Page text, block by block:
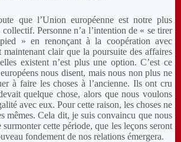
que l’Union européenne est notre plus
Personne n’a l’intention de « se tirer
» en renonçant à la coopération avec
maintenant clair que la poursuite des affaires
existent n’est plus une option. C’est ce
nous disent, mais nous non plus ne
à faire les choses à l’ancienne. Ils ont cru
quelque chose, alors que nous voulons
avec eux. Pour cette raison, les choses ne
mêmes. Cela dit, je suis convaincu que nous
surmonter cette période, que les leçons seront
fondement de nos relations émergera.